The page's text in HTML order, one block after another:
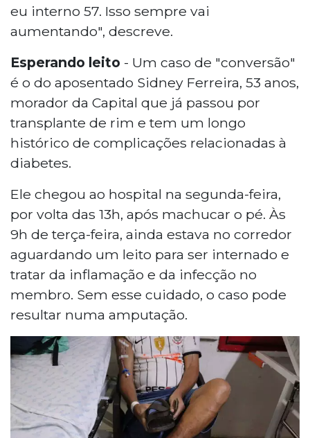
eu interno 57. Isso sempre vai
aumentando", descreve.
Esperando leito - Um caso de "conversão"
é o do aposentado Sidney Ferreira, 53 anos,
morador da Capital que já passou por
transplante de rim e tem um longo
histórico de complicações relacionadas à
diabetes.
Ele chegou ao hospital na segunda-feira,
por volta das 13h, após machucar o pé. Às
9h de terça-feira, ainda estava no corredor
aguardando um leito para ser internado e
tratar da inflamação e da infecção no
membro. Sem esse cuidado, o caso pode
resultar numa amputação.